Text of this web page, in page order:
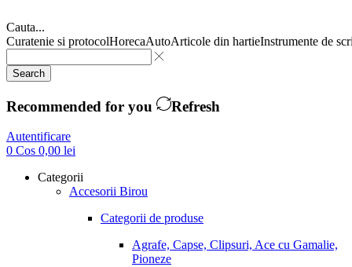
Cauta...
Curatenie si protocolHorecaAutoArticole din hartieInstrumente de
Search
Recommended for you Refresh
Autentificare
0 Cos 0,00 lei
Categorii
Accesorii Birou
Categorii de produse
Agrafe, Capse, Clipsuri, Ace cu Gamalie,
Pioneze